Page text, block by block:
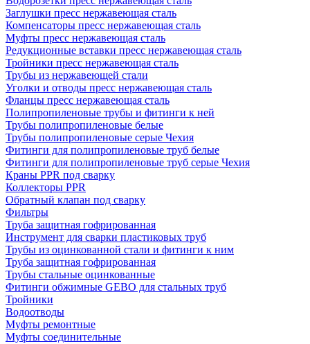
Заглушки пресс нержавеющая сталь
Компенсаторы пресс нержавеющая сталь
Муфты пресс нержавеющая сталь
Редукционные вставки пресс нержавеющая сталь
Тройники пресс нержавеющая сталь
Трубы из нержавеющей стали
Уголки и отводы пресс нержавеющая сталь
Фланцы пресс нержавеющая сталь
Полипропиленовые трубы и фитинги к ней
Трубы полипропиленовые белые
Трубы полипропиленовые серые Чехия
Фитинги для полипропиленовые труб белые
Фитинги для полипропиленовые труб серые Чехия
Краны PPR под сварку
Коллекторы PPR
Обратный клапан под сварку
Фильтры
Труба защитная гофрированная
Инструмент для сварки пластиковых труб
Трубы из оцинкованной стали и фитинги к ним
Труба защитная гофрированная
Трубы стальные оцинкованные
Фитинги обжимные GEBO для стальных труб
Тройники
Водоотводы
Муфты ремонтные
Муфты соединительные